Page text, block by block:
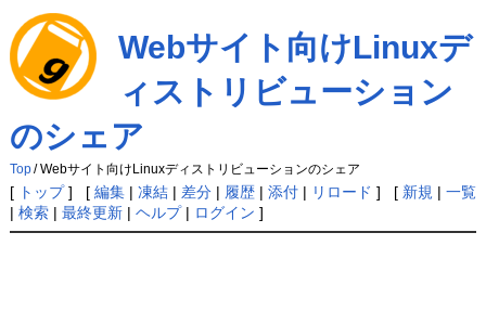
Webサイト向けLinuxデ
ィストリビューション
のシェア
Top/ Webサイト向けLinuxディストリビューションのシェア
[ トップ] [ 編集| 凍結| 差分| 履歴| 添付| リロード ] [ 新規 | 一覧
| 検索| 最終更新| ヘルプ| ログイン ]